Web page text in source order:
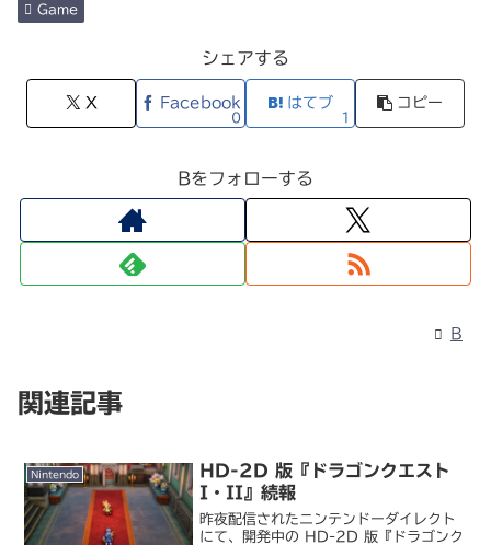
Game
シェアする
X Facebook
0
はてブ
1
コピー
Bをフォローする
B
関連記事
Nintendo
HD-2D 版『ドラゴンクエスト
I・II』続報
昨夜配信されたニンテンドーダイレクト
にて、開発中の HD-2D 版『ドラゴンク